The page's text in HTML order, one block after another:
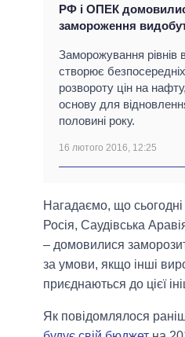
РФ і ОПЕК
замороження
Заморожування рівнів
створює
розвороту цін на
основу для
половині року.
16 лютого 2016, 12:25
Нагадаємо, що сьогодні
Росія, Саудівська
– домовилися
за умови, якщо інші
приєднаються до цієї
Як повідомлялося